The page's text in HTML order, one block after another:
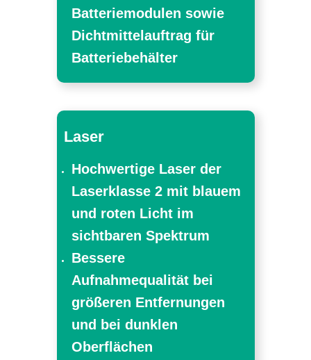
Batteriemodulen sowie
Dichtmittelauftrag für
Batteriebehälter
Laser
Hochwertige Laser der
Laserklasse 2 mit blauem
und roten Licht im
sichtbaren Spektrum
Bessere
Aufnahmequalität bei
größeren Entfernungen
und bei dunklen
Oberflächen